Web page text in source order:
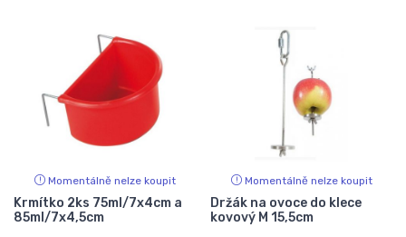
Momentálně nelze koupit
Krmítko 2ks 75ml/7x4cm a
85ml/7x4,5cm
Momentálně nelze koupit
Držák na ovoce do klece
kovový M 15,5cm